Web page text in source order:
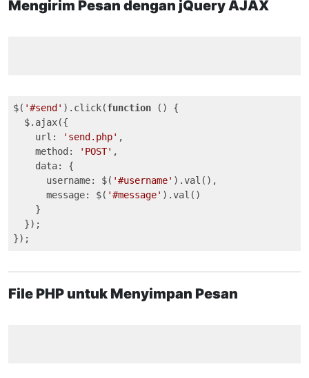
Mengirim Pesan dengan jQuery AJAX
$( '#send' ).click(function ( ) {
  $.ajax({
url : 'send.php' ,
method : 'POST' ,
data: {
username: $( '#username' ).val(),
message: $( '#message' ).val()
    }
  });
});
File PHP untuk Menyimpan Pesan